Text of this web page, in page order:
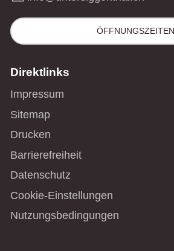
ÖFFNUNGSZEITEN
Direktlinks
Impressum
Sitemap
Drucken
Barrierefreiheit
Datenschutz
Cookie-Einstellungen
Nutzungsbedingungen